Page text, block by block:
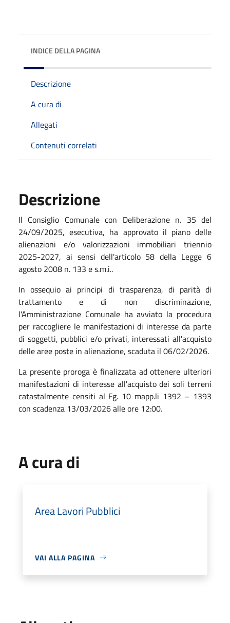
INDICE DELLA PAGINA
Descrizione
A cura di
Allegati
Contenuti correlati
Descrizione
Il Consiglio Comunale con Deliberazione n. 35 del
24/09/2025, esecutiva, ha approvato il piano delle
alienazioni e/o valorizzazioni immobiliari triennio
2025-2027, ai sensi dell'articolo 58 della Legge 6
agosto 2008 n. 133 e s.m.i..
In ossequio ai principi di trasparenza, di parità di
trattamento e di non discriminazione,
l'Amministrazione Comunale ha avviato la procedura
per raccogliere le manifestazioni di interesse da parte
di soggetti, pubblici e/o privati, interessati all'acquisto
delle aree poste in alienazione, scaduta il 06/02/2026.
La presente proroga è finalizzata ad ottenere ulteriori
manifestazioni di interesse all'acquisto dei soli terreni
catastalmente censiti al Fg. 10 mapp.li 1392 – 1393
con scadenza 13/03/2026 alle ore 12:00.
A cura di
Area Lavori Pubblici
VAI ALLA PAGINA